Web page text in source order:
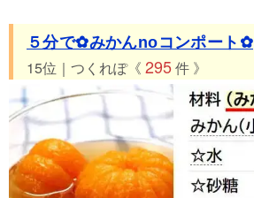
５分で✿みかんnoコンポート✿
15位｜つくれぽ《 295件 》